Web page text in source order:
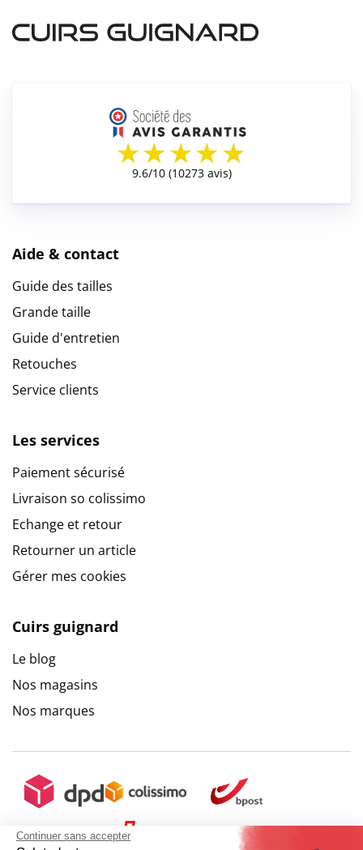
Continuer sans accepter
Aide & contact
Guide des tailles
Grande taille
Guide d'entretien
Retouches
Service clients
Les services
Paiement sécurisé
Livraison so colissimo
Echange et retour
Retourner un article
Gérer mes cookies
Cuirs guignard
Le blog
Nos magasins
Nos marques